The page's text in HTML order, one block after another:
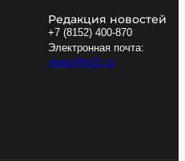
Редакция новостей
+7 (8152) 400-870
Электронная почта:
news@tv21.ru